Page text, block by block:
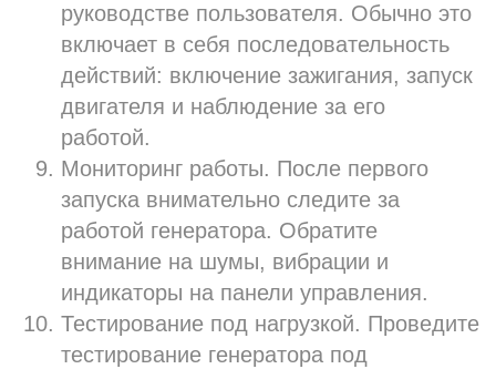
руководстве пользователя. Обычно это
включает в себя последовательность
действий: включение зажигания, запуск
двигателя и наблюдение за его
работой.
Мониторинг работы. После первого
запуска внимательно следите за
работой генератора. Обратите
внимание на шумы, вибрации и
индикаторы на панели управления.
Тестирование под нагрузкой. Проведите
тестирование генератора под